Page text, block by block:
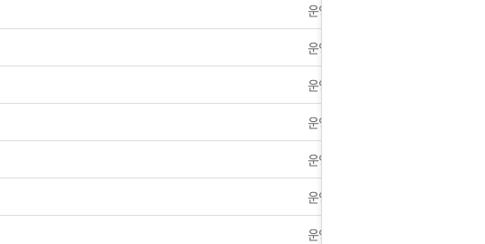
[재구매 사은품 따불]정회원 재구매시 사은품 따불로 증정해드립니다.
[운송장번호 조회법]배송조회 및 국내 택배업체 운송장 조회 하는법
운영자
운영자
운영자
운영자
운영자
운영자
운영자